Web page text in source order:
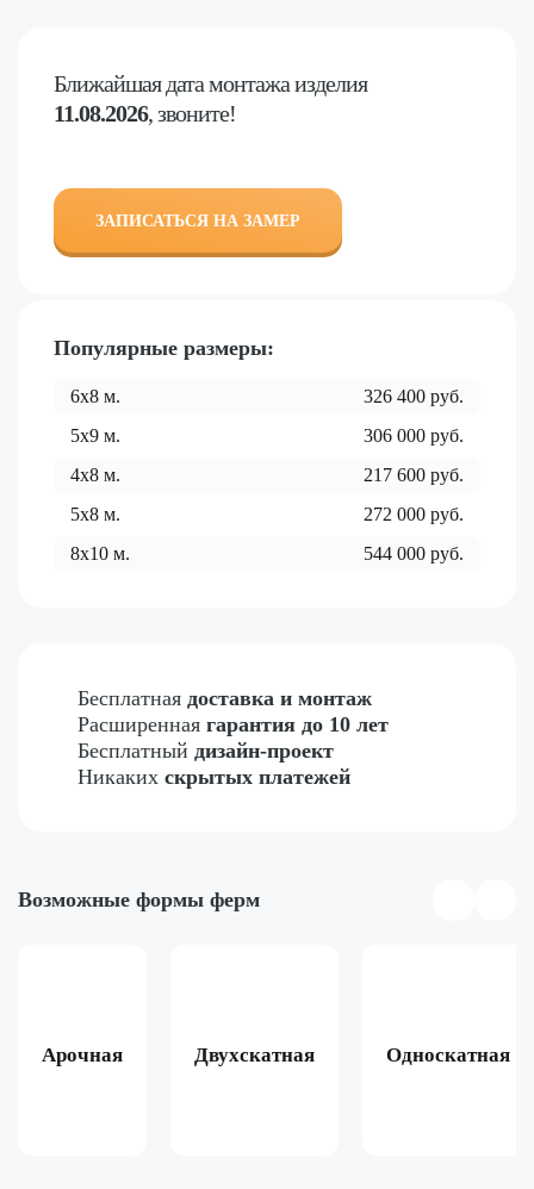
Ближайшая датамонтажа изделия
11.08.2026, звоните!
ЗАПИСАТЬСЯ НА ЗАМЕР
Популярные размеры:
6x8 м. 326 400 руб.
5x9 м. 306 000 руб.
4x8 м. 217 600 руб.
5x8 м. 272 000 руб.
8x10 м. 544 000 руб.
Бесплатная доставка и монтаж
Расширенная гарантия до 10 лет
Бесплатный дизайн-проект
Никаких скрытых платежей
Возможные формы ферм
Арочная Двухскатная Односкатная